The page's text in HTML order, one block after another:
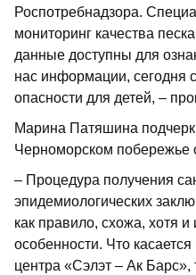
Роспотребнадзора.
мониторинг качества
данные доступны для
нас информации, сегодня
опасности для детей, –
Марина Патяшина
Черноморском побережье
– Процедура получения
эпидемиологических
как правило, схожа, хотя
особенности. Что
центра «Сэлэт – Ак